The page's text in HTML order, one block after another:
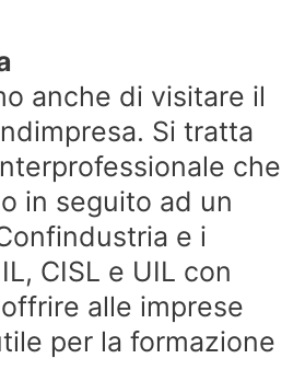
anche di visitare il
Si tratta
che
in seguito ad un
e i
CISL e UIL con
alle imprese
per la formazione